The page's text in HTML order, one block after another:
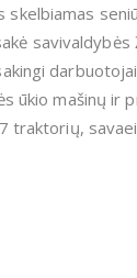
skelbiamas
savivaldybės
ūkio mašinų ir
traktorių,